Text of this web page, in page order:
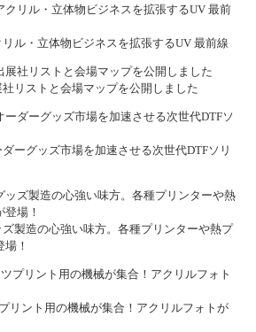
リル・立体物ビジネスを拡張するUV 最前線
社リストと会場マップを公開しました
ダーグッズ市場を加速させる次世代DTFソリ
ズ製造の心強い味方。各種プリンターや熱プ
！
プリント用の機械が集合！アクリルフォトが